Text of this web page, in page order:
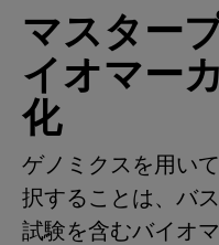
マスター
イオマー
化
ゲノミクスを用い
択することは、バ
試験を含むバイオ